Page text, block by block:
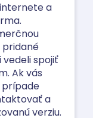
a
pridané
vedeli spojiť
Ak vás
prípade
a
verziu.